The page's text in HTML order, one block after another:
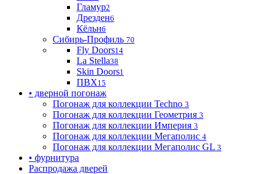
Гламур2
Дрезден6
Кёльн6
Сибирь-Профиль 70
Fly Doors14
La Stella38
Skin Doors1
ПВХ15
• дверной погонаж
Погонаж для коллекции Techno 3
Погонаж для коллекции Геометрия 3
Погонаж для коллекции Империя 3
Погонаж для коллекции Мегаполис 4
Погонаж для коллекции Мегаполис GL 3
• фурнитура
Распродажа дверей